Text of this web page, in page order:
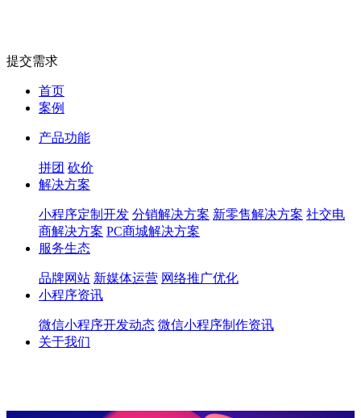
提交需求
首页
案例
产品功能
拼团 砍价
解决方案
小程序定制开发 分销解决方案 新零售解决方案 社交电
商解决方案 PC商城解决方案
服务生态
品牌网站 新媒体运营 网络推广优化
小程序资讯
微信小程序开发动态 微信小程序制作资讯
关于我们